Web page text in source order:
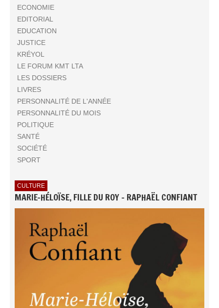
ECONOMIE
EDITORIAL
EDUCATION
JUSTICE
KRÉYOL
LE FORUM KMT LTA
LES DOSSIERS
LIVRES
PERSONNALITÉ DE L'ANNÉE
PERSONNALITÉ DU MOIS
POLITIQUE
SANTÉ
SOCIÉTÉ
SPORT
CULTURE
MARIE-HÉLOÏSE, FILLE DU ROY - RAPHAËL CONFIANT